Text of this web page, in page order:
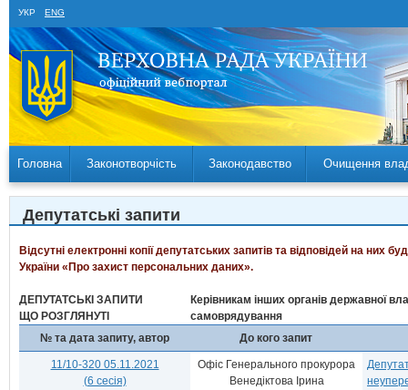
УКР ENG
Головна Законотворчість Законодавство Очищення
Депутатські запити
Відсутні електронні копії депутатських запитів та відповідей на
України «Про захист персональних даних».
ДЕПУТАТСЬКІ ЗАПИТИ
ЩО РОЗГЛЯНУТІ
Керівникам інших органів державної
самоврядування
№ та дата запиту, автор
До кого запит
11/10-320 05.11.2021
(6 сесія)
Офіс Генерального прокурора
Венедіктова Ірина